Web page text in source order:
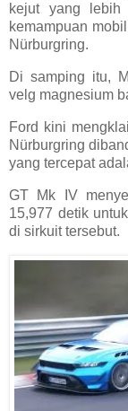
kejut yang lebih
kemampuan
Nürburgring.
Di samping itu,
velg magnesium
Ford kini
Nürburgring
yang tercepat
GT Mk IV
15,977 detik
di sirkuit tersebut.